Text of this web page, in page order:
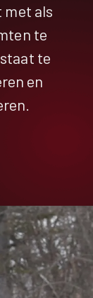
met als
te
te
en